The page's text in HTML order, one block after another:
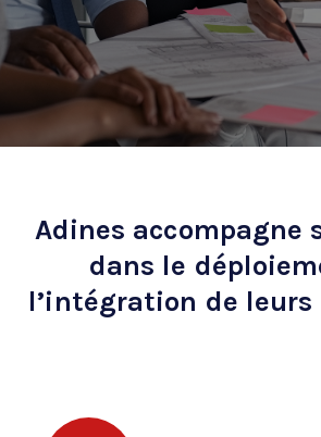
Adines accompagne
dans le
l’intégration de